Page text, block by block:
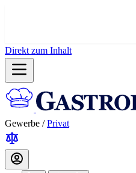
Direkt zum Inhalt
Gewerbe / Privat